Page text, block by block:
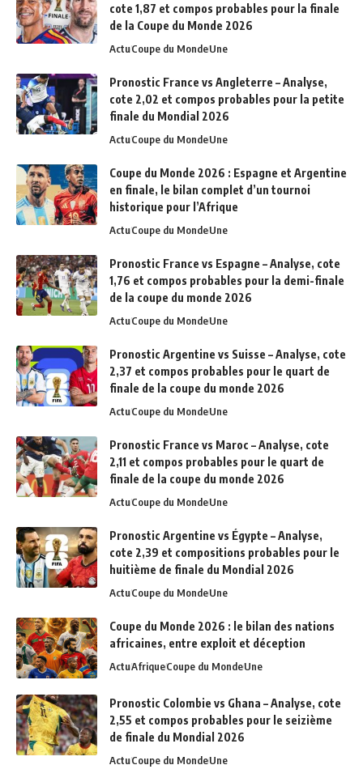
cote 1,87 et compos probables pour la finale
de la Coupe du Monde 2026
ActuCoupe du MondeUne
Pronostic France vs Angleterre – Analyse,
cote 2,02 et compos probables pour la petite
finale du Mondial 2026
ActuCoupe du MondeUne
Coupe du Monde 2026 : Espagne et Argentine
en finale, le bilan complet d’un tournoi
historique pour l’Afrique
ActuCoupe du MondeUne
Pronostic France vs Espagne – Analyse, cote
1,76 et compos probables pour la demi-finale
de la coupe du monde 2026
ActuCoupe du MondeUne
Pronostic Argentine vs Suisse – Analyse, cote
2,37 et compos probables pour le quart de
finale de la coupe du monde 2026
ActuCoupe du MondeUne
Pronostic France vs Maroc – Analyse, cote
2,11 et compos probables pour le quart de
finale de la coupe du monde 2026
ActuCoupe du MondeUne
Pronostic Argentine vs Égypte – Analyse,
cote 2,39 et compositions probables pour le
huitième de finale du Mondial 2026
ActuCoupe du MondeUne
Coupe du Monde 2026 : le bilan des nations
africaines, entre exploit et déception
ActuAfriqueCoupe du MondeUne
Pronostic Colombie vs Ghana – Analyse, cote
2,55 et compos probables pour le seizième
de finale du Mondial 2026
ActuCoupe du MondeUne